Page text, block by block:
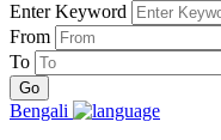
Enter Keyword
From
To
Bengali